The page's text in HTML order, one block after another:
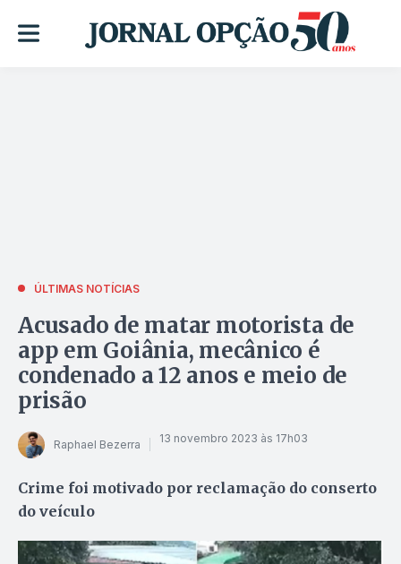
ÚLTIMAS NOTÍCIAS
Acusado de matar motorista de
app em Goiânia, mecânico é
condenado a 12 anos e meio de
prisão
Raphael Bezerra 13 novembro 2023 às 17h03
Crime foi motivado por reclamação do conserto
do veículo